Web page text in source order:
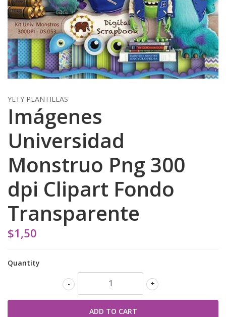
YETY PLANTILLAS
Imágenes
Universidad
Monstruo Png 300
dpi Clipart Fondo
Transparente
$1,50
Quantity
+
-